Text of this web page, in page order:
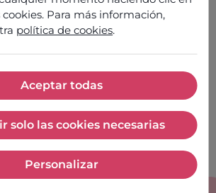
Para más información,
política de cookies.
Aceptar todas
solo las cookies necesarias
Permitir solo las cookies
Personalizar
Gestión de
colas de espera
Numeración
local &
internacional
Campañas
& grabación
Gestión de
colas de espera
internacional
Campañas
& Grabación